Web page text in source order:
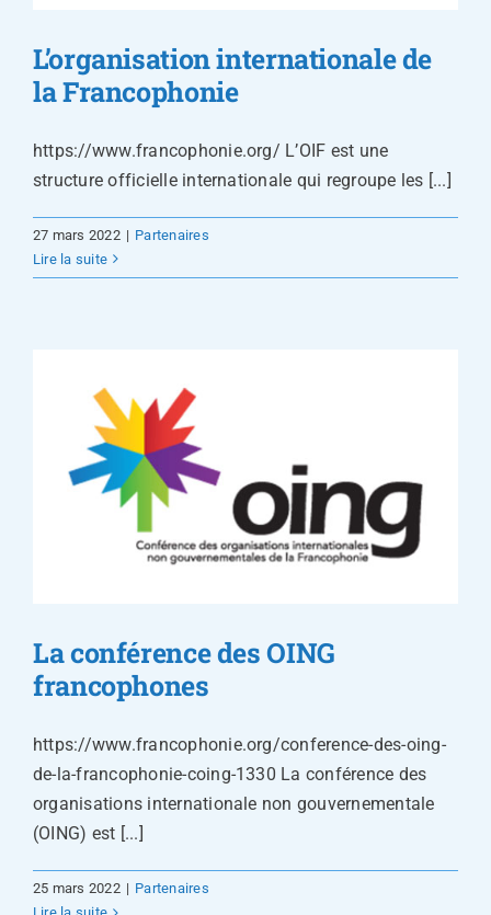
L’organisation internationale de
la Francophonie
https://www.francophonie.org/ L’OIF est une
structure officielle internationale qui regroupe les [...]
27 mars 2022 | Partenaires
Lire la suite
La conférence des OING
francophones
https://www.francophonie.org/conference-des-oing-
de-la-francophonie-coing-1330 La conférence des
organisations internationale non gouvernementale
(OING) est [...]
25 mars 2022 | Partenaires